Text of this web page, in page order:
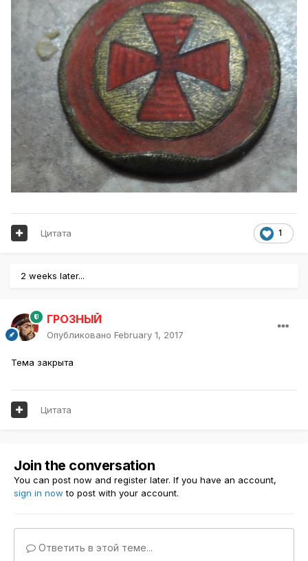
1
Цитата
2 weeks later...
ГРОЗНЫЙ
Опубликовано February 1, 2017
Тема закрыта
Цитата
Join the conversation
You can post now and register later. If you have an account,
sign in now to post with your account.
Ответить в этой теме...